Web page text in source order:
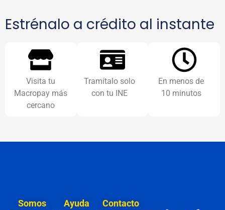
Estrénalo a crédito al instante
Visita tu
Macropay más
cercano
Tramítalo solo
con tu INE
En menos de
10 minutos
Somos
Ayuda Contacto